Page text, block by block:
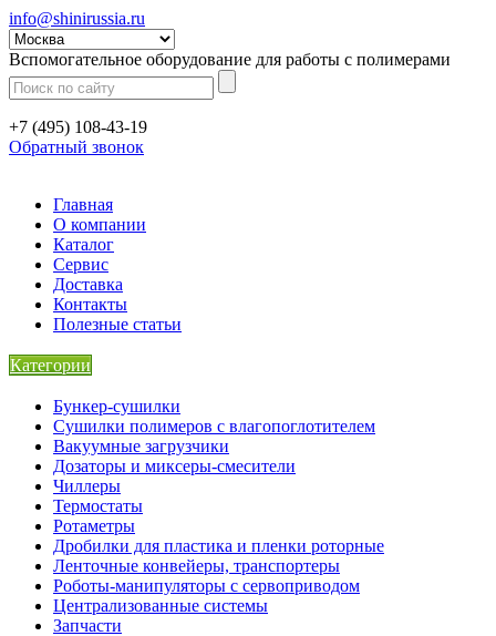
info@shinirussia.ru
Вспомогательное оборудование для работы с полимерами
+7 (495) 108-43-19
Обратный звонок
Главная
О компании
Каталог
Сервис
Доставка
Контакты
Полезные статьи
Категории
Бункер-сушилки
Сушилки полимеров с влагопоглотителем
Вакуумные загрузчики
Дозаторы и миксеры-смесители
Чиллеры
Термостаты
Ротаметры
Дробилки для пластика и пленки роторные
Ленточные конвейеры, транспортеры
Роботы-манипуляторы с сервоприводом
Централизованные системы
Запчасти